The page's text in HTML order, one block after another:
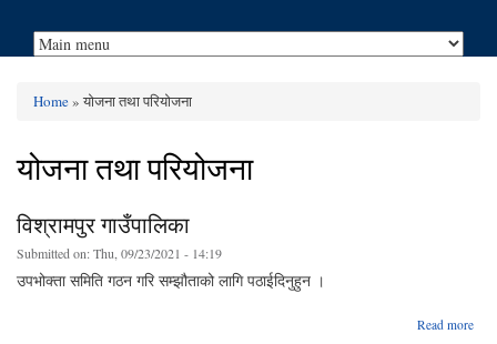
Home» योजना तथा परियोजना
योजना तथा परियोजना
विश्रामपुर गाउँपालिका
Submitted on:Thu, 09/23/2021 - 14:19
उपभोक्ता समिति गठन गरि सम्झौताको लागि पठाईदिनुहुन ।
Read more